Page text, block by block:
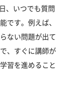
、いつでも質問
です。例えば、
ない問題が出て
、すぐに講師が
習を進めること